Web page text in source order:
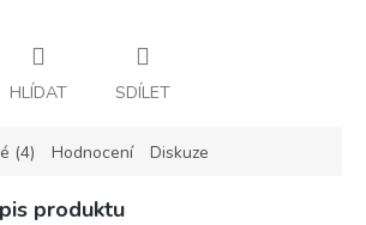
HLÍDAT SDÍLET
(4) Hodnocení Diskuze
produktu